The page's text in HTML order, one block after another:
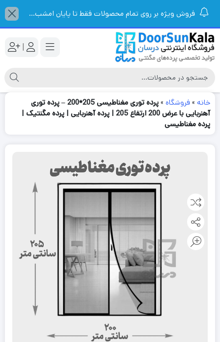
فروش ویژه بر روی تمام محصولات فقط تا پایان امشب...
|
خانه »فروشگاه »
پرده توری مغناطیسی 205*200 – پرده توری
آهنربایی با عرض 200 ارتفاع 205 | پرده آهنربایی | پرده مگنتیک |
پرده مغناطیسی